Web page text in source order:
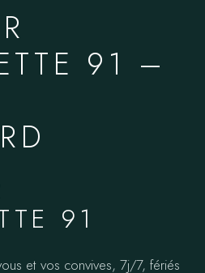
91 –
91
et vos convives, 7j/7, fériés